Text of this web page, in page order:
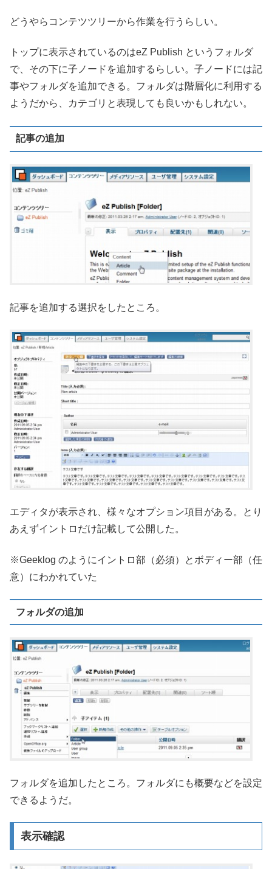
どうやらコンテツツリーから作業を行うらしい。
トップに表示されているのはeZ Publish というフォルダ
で、その下に子ノードを追加するらしい。子ノードには記
事やフォルダを追加できる。フォルダは階層化に利用する
ようだから、カテゴリと表現しても良いかもしれない。
記事の追加
記事を追加する選択をしたところ。
エディタが表示され、様々なオプション項目がある。とり
あえずイントロだけ記載して公開した。
※Geeklog のようにイントロ部（必須）とボディー部（任
意）にわかれていた
フォルダの追加
フォルダを追加したところ。フォルダにも概要などを設定
できるようだ。
表示確認